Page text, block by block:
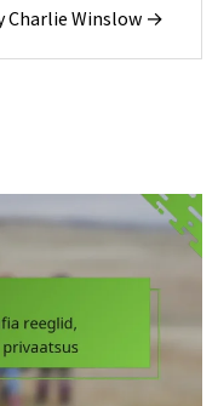
Charlie Winslow →